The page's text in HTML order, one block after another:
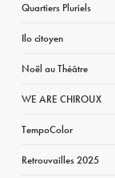
Quartiers Pluriels
Ilo citoyen
Noël au Théâtre
WE ARE CHIROUX
TempoColor
Retrouvailles 2025